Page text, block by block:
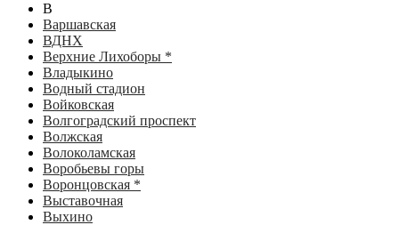
В
Варшавская
ВДНХ
Верхние Лихоборы *
Владыкино
Водный стадион
Войковская
Волгоградский проспект
Волжская
Волоколамская
Воробьевы горы
Воронцовская *
Выставочная
Выхино